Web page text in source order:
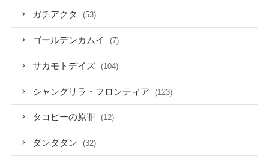
ガチアクタ (53)
ゴールデンカムイ (7)
サカモトデイズ (104)
シャングリラ・フロンティア (123)
タコピーの原罪 (12)
ダンダダン (32)